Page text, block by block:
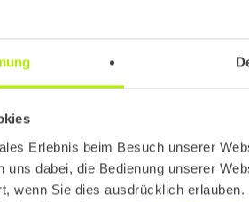
Erlebnis beim Besuch unserer
uns dabei, die Bedienung unserer
wenn Sie dies ausdrücklich
Python: Mit TEAM23
setzen auf
KI und